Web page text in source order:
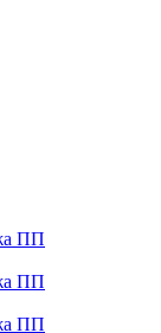
ПП
ПП
ПП